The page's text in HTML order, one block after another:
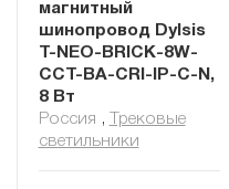
магнитный
шинопровод Dylsis
T-NEO-BRICK-8W-
CCT-BA-CRI-IP-C-N,
8 Вт
Россия ,
Трековые
светильники